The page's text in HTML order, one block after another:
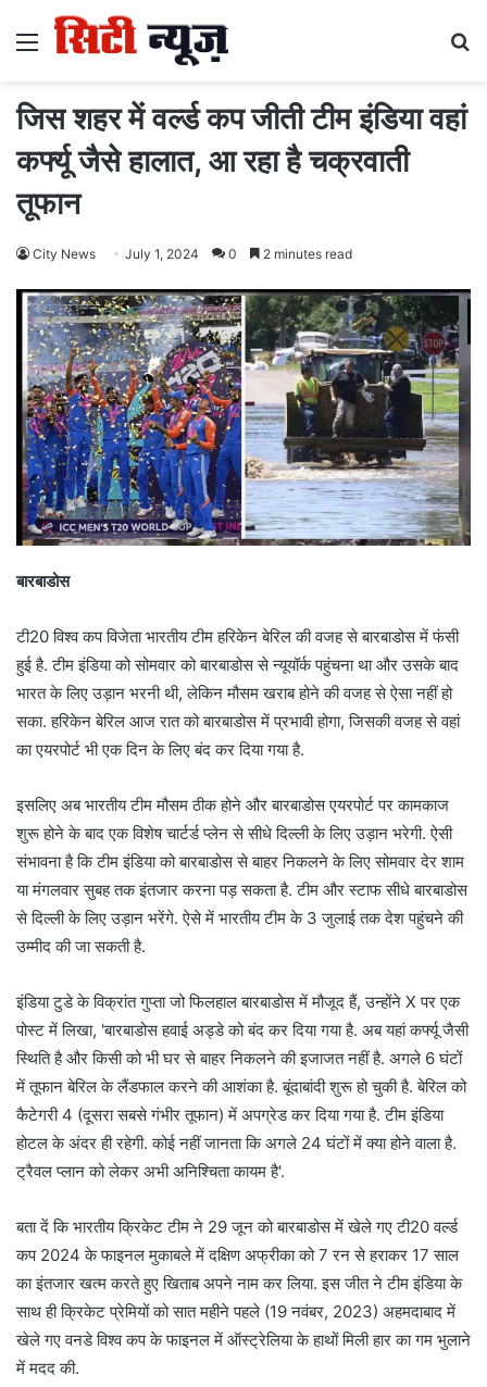
Menu
जिस शहर में वर्ल्ड कप जीती टीम इंडिया वहां
कर्फ्यू जैसे हालात, आ रहा है चक्रवाती
तूफान
City News July 1, 2024 0 2 minutes read
बारबाडोस
टी20 विश्व कप विजेता भारतीय टीम हरिकेन बेरिल की वजह से बारबाडोस में फंसी
हुई है. टीम इंडिया को सोमवार को बारबाडोस से न्यूयॉर्क पहुंचना था और उसके बाद
भारत के लिए उड़ान भरनी थी, लेकिन मौसम खराब होने की वजह से ऐसा नहीं हो
सका. हरिकेन बेरिल आज रात को बारबाडोस में प्रभावी होगा, जिसकी वजह से वहां
का एयरपोर्ट भी एक दिन के लिए बंद कर दिया गया है.
इसलिए अब भारतीय टीम मौसम ठीक होने और बारबाडोस एयरपोर्ट पर कामकाज
शुरू होने के बाद एक विशेष चार्टर्ड प्लेन से सीधे दिल्ली के लिए उड़ान भरेगी. ऐसी
संभावना है कि टीम इंडिया को बारबाडोस से बाहर निकलने के लिए सोमवार देर शाम
या मंगलवार सुबह तक इंतजार करना पड़ सकता है. टीम और स्टाफ सीधे बारबाडोस
से दिल्ली के लिए उड़ान भरेंगे. ऐसे में भारतीय टीम के 3 जुलाई तक देश पहुंचने की
उम्मीद की जा सकती है.
इंडिया टुडे के विक्रांत गुप्ता जो फिलहाल बारबाडोस में मौजूद हैं, उन्होंने X पर एक
पोस्ट में लिखा, 'बारबाडोस हवाई अड्डे को बंद कर दिया गया है. अब यहां कर्फ्यू जैसी
स्थिति है और किसी को भी घर से बाहर निकलने की इजाजत नहीं है. अगले 6 घंटों
में तूफान बेरिल के लैंडफाल करने की आशंका है. बूंदाबांदी शुरू हो चुकी है. बेरिल को
कैटेगरी 4 (दूसरा सबसे गंभीर तूफान) में अपग्रेड कर दिया गया है. टीम इंडिया
होटल के अंदर ही रहेगी. कोई नहीं जानता कि अगले 24 घंटों में क्या होने वाला है.
ट्रैवल प्लान को लेकर अभी अनिश्चिता कायम है'.
बता दें कि भारतीय क्रिकेट टीम ने 29 जून को बारबाडोस में खेले गए टी20 वर्ल्ड
कप 2024 के फाइनल मुकाबले में दक्षिण अफ्रीका को 7 रन से हराकर 17 साल
का इंतजार खत्म करते हुए खिताब अपने नाम कर लिया. इस जीत ने टीम इंडिया के
साथ ही क्रिकेट प्रेमियों को सात महीने पहले (19 नवंबर, 2023) अहमदाबाद में
खेले गए वनडे विश्व कप के फाइनल में ऑस्ट्रेलिया के हाथों मिली हार का गम भुलाने
में मदद की.